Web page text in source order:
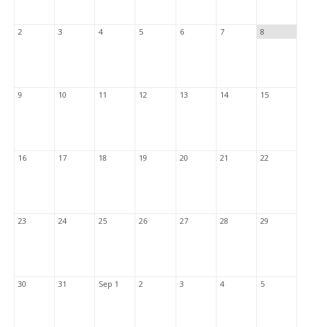
2 3 4 5 6 7 8
9 10 11 12 13 14 15
16 17 18 19 20 21 22
23 24 25 26 27 28 29
30 31 Sep 1 2 3 4 5